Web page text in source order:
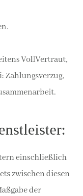
VollVertraut,
Zahlungsverzug,
einschließlich
zwischen diesen
der